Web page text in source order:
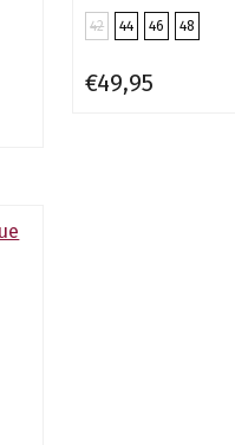
42 44 46 48
€49,95